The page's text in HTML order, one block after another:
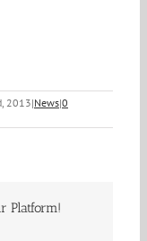
2013|News|0
Platform!